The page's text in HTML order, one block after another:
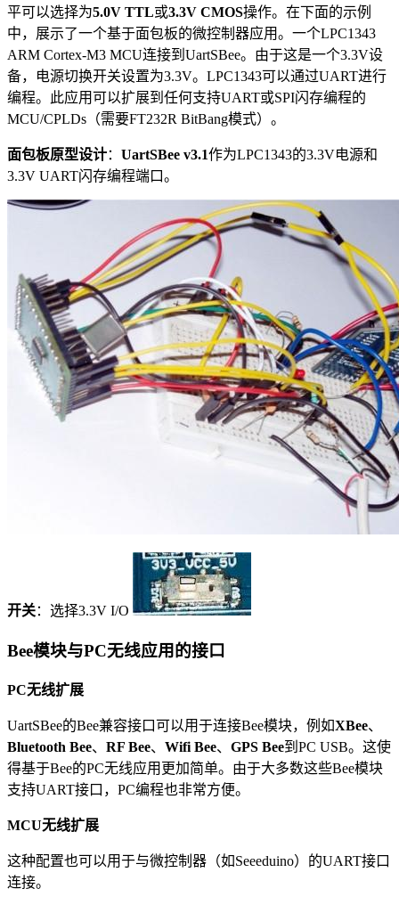
平可以选择为5.0V TTL或3.3V CMOS操作。在下面的示例
中，展示了一个基于面包板的微控制器应用。一个LPC1343
ARM Cortex-M3 MCU连接到UartSBee。由于这是一个3.3V设
备，电源切换开关设置为3.3V。LPC1343可以通过UART进行
编程。此应用可以扩展到任何支持UART或SPI闪存编程的
MCU/CPLDs（需要FT232R BitBang模式）。
面包板原型设计： UartSBee v3.1作为LPC1343的3.3V电源和
3.3V UART闪存编程端口。
开关：选择3.3V I/O
Bee模块与PC无线应用的接口
PC无线扩展
UartSBee的Bee兼容接口可以用于连接Bee模块，例如XBee、
Bluetooth Bee、 RF Bee、 Wifi Bee、 GPS Bee到PC USB。这使
得基于Bee的PC无线应用更加简单。由于大多数这些Bee模块
支持UART接口，PC编程也非常方便。
MCU无线扩展
这种配置也可以用于与微控制器（如Seeeduino）的UART接口
连接。